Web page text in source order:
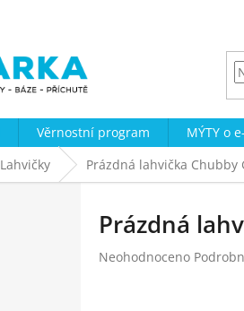
Věrnostní program MÝTY o
Lahvičky Prázdná lahvička Chubby
Prázdná
Průměrné
Neohodnoceno